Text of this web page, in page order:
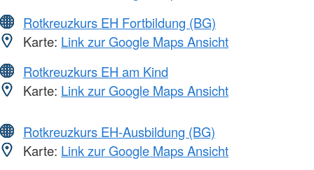
Rotkreuzkurs EH Fortbildung (BG)
Karte: Link zur Google Maps Ansicht
Rotkreuzkurs EH am Kind
Karte: Link zur Google Maps Ansicht
Rotkreuzkurs EH-Ausbildung (BG)
Karte: Link zur Google Maps Ansicht